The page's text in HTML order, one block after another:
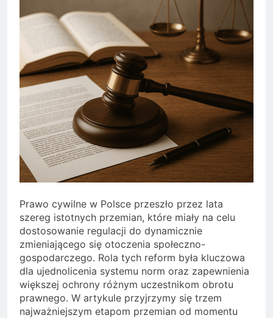
Prawo cywilne w Polsce przeszło przez lata
szereg istotnych przemian, które miały na celu
dostosowanie regulacji do dynamicznie
zmieniającego się otoczenia społeczno-
gospodarczego. Rola tych reform była kluczowa
dla ujednolicenia systemu norm oraz zapewnienia
większej ochrony różnym uczestnikom obrotu
prawnego. W artykule przyjrzymy się trzem
najważniejszym etapom przemian od momentu